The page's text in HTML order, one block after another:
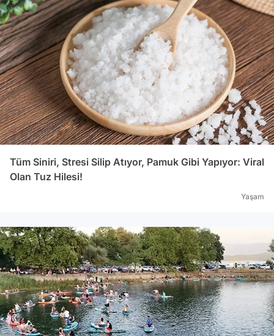
25
Ocak
Sicil
Tüm Siniri, Stresi Silip Atıyor, Pamuk Gibi Yapıyor: Viral
Olan Tuz Hilesi!
Yaşam